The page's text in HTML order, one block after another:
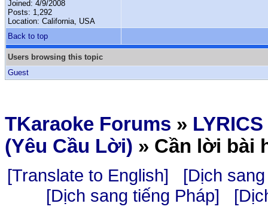
Joined: 4/9/2008
Posts: 1,292
Location: California, USA
Back to top
Users browsing this topic
Guest
TKaraoke Forums »
(Yêu Cầu Lời) » Cần lời bài
[Translate to English]
[Dịch
[Dịch sang tiếng Pháp]